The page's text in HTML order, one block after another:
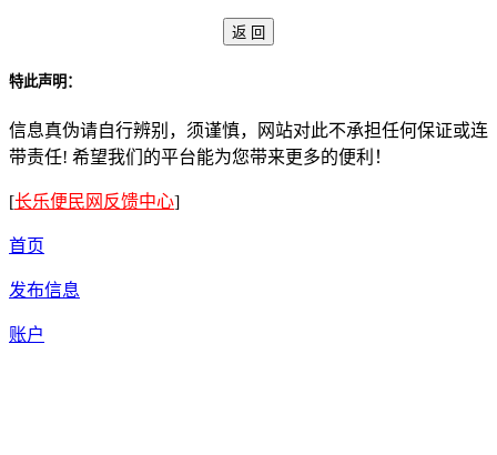
特此声明：
信息真伪请自行辨别，须谨慎，网站对此不承担任何保证或连
带责任! 希望我们的平台能为您带来更多的便利！
[长乐便民网反馈中心]
首页
发布信息
账户